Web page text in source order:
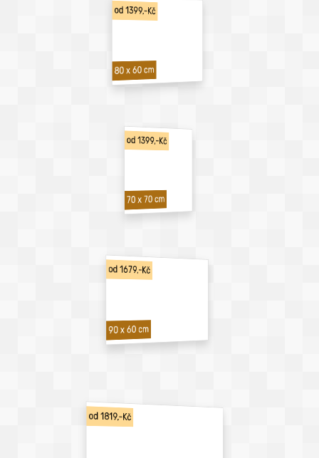
od 1399,-Kč
80 x 60 cm
od 1399,-Kč
70 x 70 cm
od 1679,-Kč
90 x 60 cm
od 1819,-Kč